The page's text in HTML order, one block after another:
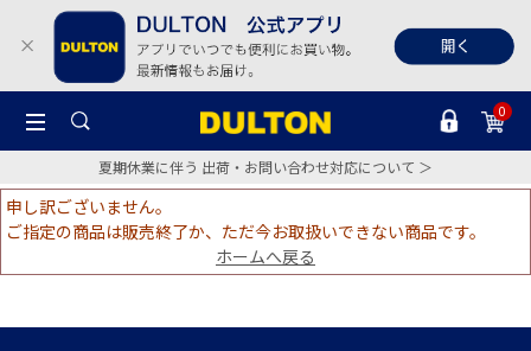
0
夏期休業に伴う 出荷・お問い合わせ対応について ＞
申し訳ございません。
ご指定の商品は販売終了か、ただ今お取扱いできない商品です。
ホームへ戻る